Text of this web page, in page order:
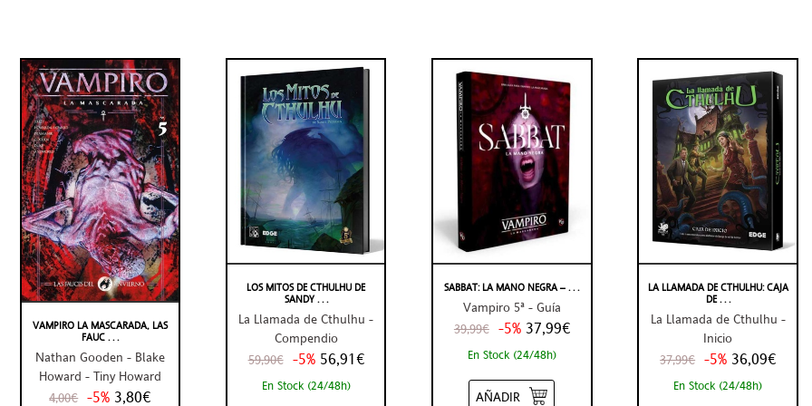
VAMPIRO LA MASCARADA, LAS
FAUC . . .
Nathan Gooden - Blake
Howard - Tiny Howard
4,00€ -5% 3,80€
LOS MITOS DE CTHULHU DE
SANDY . . .
La Llamada de Cthulhu -
Compendio
59,90€ -5% 56,91€
En Stock (24/48h)
SABBAT: LA MANO NEGRA – . . .
Vampiro 5ª - Guía
39,99€ -5% 37,99€
En Stock (24/48h)
AÑADIR
LA LLAMADA DE CTHULHU: CAJA
DE . . .
La Llamada de Cthulhu -
Inicio
37,99€ -5% 36,09€
En Stock (24/48h)